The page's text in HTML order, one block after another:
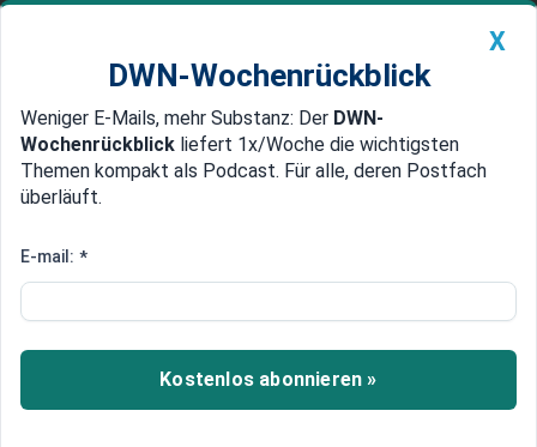
Newsticker MEIN DWN: Geldanlage Premium
Edelmetalle DWN-Magazin China
Warum wird in deutschen
geklaut?
Der Einzelhandel klagt über steigende Verluste
durch Diebstahl. Welche Produkte besonders
X
DWN-Wochenrückblick
Weniger E-Mails, mehr Substanz: Der DWN-
Wochenrückblick liefert 1x/Woche die wichtigsten
Themen kompakt als Podcast. Für alle, deren Postfach
überläuft.
E-mail: *
Kostenlos abonnieren »